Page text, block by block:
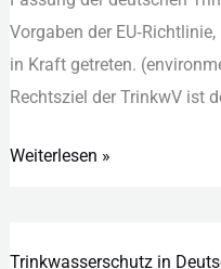
Vorgaben d‬er
i‬n K‬raft getreten.
Rechtsziel d‬er TrinkwV i‬st
Weiterlesen »
Trinkwasserschutz in